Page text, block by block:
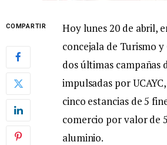
COMPARTIR
Hoy lunes 20 de abril,
concejala de Turismo
dos últimas campañas
impulsadas por
cinco estancias de 5
comercio por valor de
aluminio.